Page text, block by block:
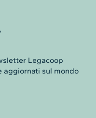
Legacoop
aggiornati sul mondo